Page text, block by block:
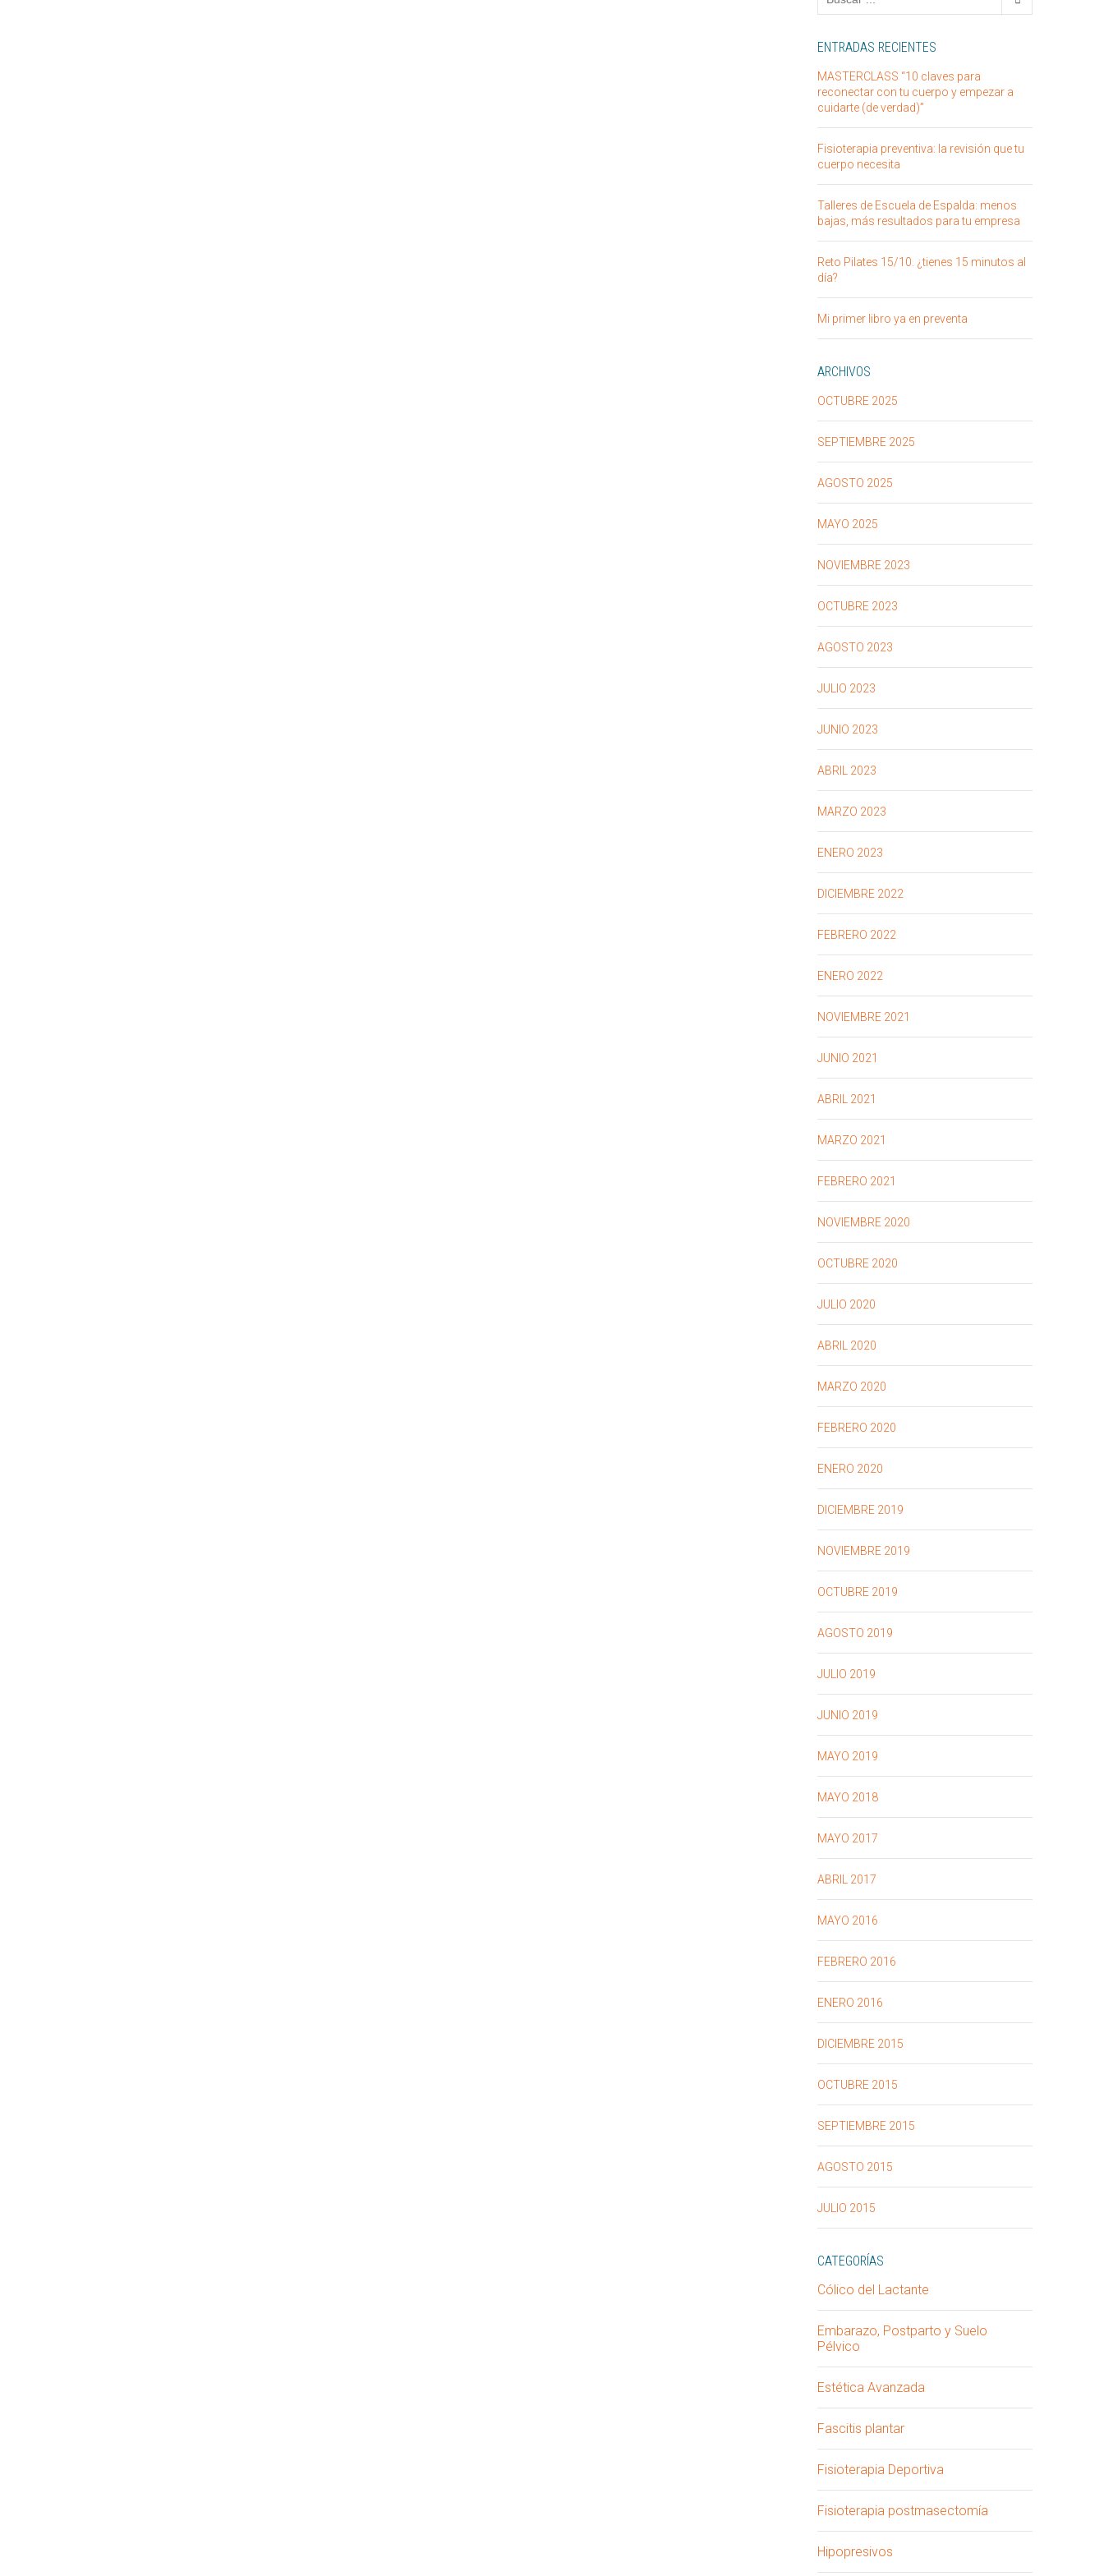
ENTRADAS RECIENTES
MASTERCLASS “10 claves para
reconectar con tu cuerpo y empezar a
cuidarte (de verdad)”
Fisioterapia preventiva: la revisión que tu
cuerpo necesita
Talleres de Escuela de Espalda: menos
bajas, más resultados para tu empresa
Reto Pilates 15/10. ¿tienes 15 minutos al
día?
Mi primer libro ya en preventa
ARCHIVOS
OCTUBRE 2025
SEPTIEMBRE 2025
AGOSTO 2025
MAYO 2025
NOVIEMBRE 2023
OCTUBRE 2023
AGOSTO 2023
JULIO 2023
JUNIO 2023
ABRIL 2023
MARZO 2023
ENERO 2023
DICIEMBRE 2022
FEBRERO 2022
ENERO 2022
NOVIEMBRE 2021
JUNIO 2021
ABRIL 2021
MARZO 2021
FEBRERO 2021
NOVIEMBRE 2020
OCTUBRE 2020
JULIO 2020
ABRIL 2020
MARZO 2020
FEBRERO 2020
ENERO 2020
DICIEMBRE 2019
NOVIEMBRE 2019
OCTUBRE 2019
AGOSTO 2019
JULIO 2019
JUNIO 2019
MAYO 2019
MAYO 2018
MAYO 2017
ABRIL 2017
MAYO 2016
FEBRERO 2016
ENERO 2016
DICIEMBRE 2015
OCTUBRE 2015
SEPTIEMBRE 2015
AGOSTO 2015
JULIO 2015
CATEGORÍAS
Cólico del Lactante
Embarazo, Postparto y Suelo
Pélvico
Estética Avanzada
Fascitis plantar
Fisioterapia Deportiva
Fisioterapia postmasectomía
Hipopresivos